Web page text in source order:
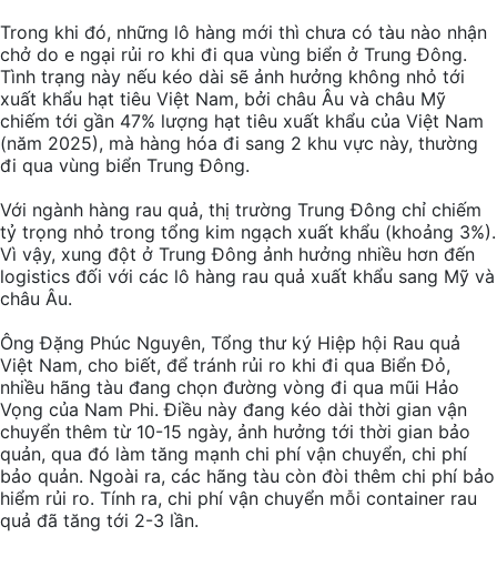
Trong khi đó, những lô hàng mới thì chưa có tàu nào nhận
chở do e ngại rủi ro khi đi qua vùng biển ở Trung Đông.
Tình trạng này nếu kéo dài sẽ ảnh hưởng không nhỏ tới
xuất khẩu hạt tiêu Việt Nam, bởi châu Âu và châu Mỹ
chiếm tới gần 47% lượng hạt tiêu xuất khẩu của Việt Nam
(năm 2025), mà hàng hóa đi sang 2 khu vực này, thường
đi qua vùng biển Trung Đông.
Với ngành hàng rau quả, thị trường Trung Đông chỉ chiếm
tỷ trọng nhỏ trong tổng kim ngạch xuất khẩu (khoảng 3%).
Vì vậy, xung đột ở Trung Đông ảnh hưởng nhiều hơn đến
logistics đối với các lô hàng rau quả xuất khẩu sang Mỹ và
châu Âu.
Ông Đặng Phúc Nguyên, Tổng thư ký Hiệp hội Rau quả
Việt Nam, cho biết, để tránh rủi ro khi đi qua Biển Đỏ,
nhiều hãng tàu đang chọn đường vòng đi qua mũi Hảo
Vọng của Nam Phi. Điều này đang kéo dài thời gian vận
chuyển thêm từ 10-15 ngày, ảnh hưởng tới thời gian bảo
quản, qua đó làm tăng mạnh chi phí vận chuyển, chi phí
bảo quản. Ngoài ra, các hãng tàu còn đòi thêm chi phí bảo
hiểm rủi ro. Tính ra, chi phí vận chuyển mỗi container rau
quả đã tăng tới 2-3 lần.